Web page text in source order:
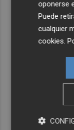
oponerse
Puede
cualquier
cookies.